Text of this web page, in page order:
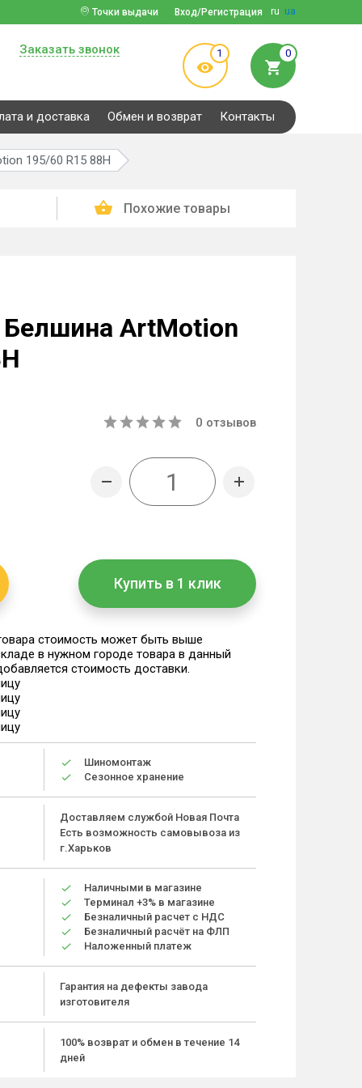
ru ua
Вход/Регистрация
Точки выдачи
Заказать звонок 1 0
и доставка Обмен и возврат Контакты
195/60 R15 88H
Похожие товары
ArtMotion
0 отзывов
Купить в 1 клик
стоимость может быть выше
в нужном городе товара в данный
стоимость доставки.
Шиномонтаж
Сезонное хранение
Доставляем службой Новая Почта
Есть возможность самовывоза из
г.Харьков
Наличными в магазине
Терминал +3% в магазине
Безналичный расчет с НДС
Безналичный расчёт на ФЛП
Наложенный платеж
Гарантия на дефекты завода
изготовителя
100% возврат и обмен в течение 14
дней